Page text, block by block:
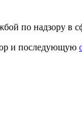
по надзору в
и последующую